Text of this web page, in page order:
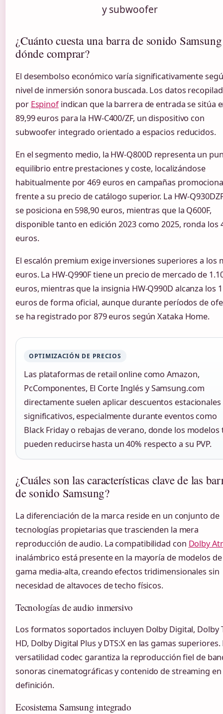
y subwoofer
¿Cuánto cuesta una barra de sonido
dónde comprar?
El desembolso económico varía significativamente
nivel de inmersión sonora buscada. Los datos
por Espinofindican que la barrera de entrada se sitúa
89,99 euros para la HW-C400/ZF, un dispositivo con
subwoofer integrado orientado a espacios reducidos.
En el segmento medio, la HW-Q800D representa un
equilibrio entre prestaciones y coste, localizándose
habitualmente por 469 euros en campañas
frente a su precio de catálogo superior. La HW-
se posiciona en 598,90 euros, mientras que la Q600F,
disponible tanto en edición 2023 como 2025, ronda los
euros.
El escalón premium exige inversiones superiores a los
euros. La HW-Q990F tiene un precio de mercado de
euros, mientras que la insignia HW-Q990D alcanza los
euros de forma oficial, aunque durante períodos de
se ha registrado por 879 euros según Xataka Home.
OPTIMIZACIÓN DE PRECIOS
Las plataformas de retail online como Amazon,
PcComponentes, El Corte Inglés y Samsung.com
directamente suelen aplicar descuentos estacionales
significativos, especialmente durante eventos como
Black Friday o rebajas de verano, donde los modelos
pueden reducirse hasta un 40% respecto a su PVP.
¿Cuáles son las características clave de las
de sonido Samsung?
La diferenciación de la marca reside en un conjunto de
tecnologías propietarias que trascienden la mera
reproducción de audio. La compatibilidad con Dolby
inalámbrico está presente en la mayoría de modelos de
gama media-alta, creando efectos tridimensionales sin
necesidad de altavoces de techo físicos.
Tecnologías de audio inmersivo
Los formatos soportados incluyen Dolby Digital, Dolby
HD, Dolby Digital Plus y DTS:X en las gamas superiores.
versatilidad codec garantiza la reproducción fiel de
sonoras cinematográficas y contenido de streaming
definición.
Ecosistema Samsung integrado